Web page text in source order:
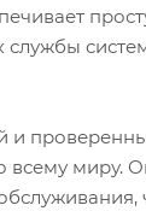
и
миру.